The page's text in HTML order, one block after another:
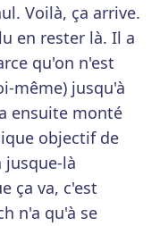
Voilà, ça arrive.
en rester là. Il a
qu'on n'est
même) jusqu'à
ensuite monté
objectif de
jusque-là
ça va, c'est
n'a qu'à se